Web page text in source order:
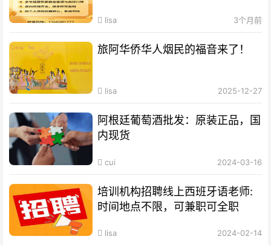
lisa 3个月前
旅阿华侨华人烟民的福音来了！
lisa 2025-12-27
阿根廷葡萄酒批发：原装正品，国
内现货
cui 2024-03-16
培训机构招聘线上西班牙语老师:
时间地点不限，可兼职可全职
lisa 2024-02-14